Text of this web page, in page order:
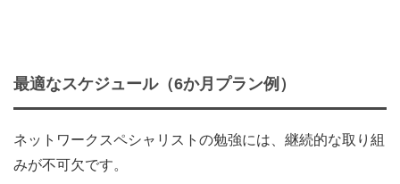
最適なスケジュール（6か月プラン例）
ネットワークスペシャリストの勉強には、継続的な取り組
みが不可欠です。